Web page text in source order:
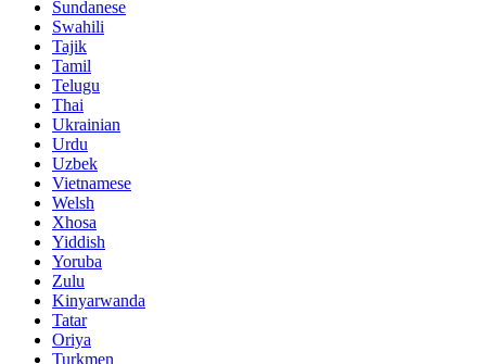
Sundanese
Swahili
Tajik
Tamil
Telugu
Thai
Ukrainian
Urdu
Uzbek
Vietnamese
Welsh
Xhosa
Yiddish
Yoruba
Zulu
Kinyarwanda
Tatar
Oriya
Turkmen